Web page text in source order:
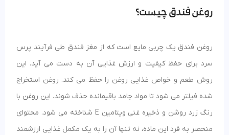
روغن فندق چیست؟
روغن فندق یک چربی مایع است که از مغز فندق طی فرآیند پرس
سرد برای حفظ کیفیت و ارزش غذایی آن به دست می آید. این
روش طعم و خواص غذایی روغن را حفظ می کند. روغن استخراج
شده فیلتر می شود تا مواد جامد باقیمانده حذف شوند. این روغن با
رنگ زرد روشن و ذخیره غنی ویتامین E شناخته می شود. محتوای
منحصر به فرد این ماده، نه تنها آن را به یک مکمل غذایی ارزشمند